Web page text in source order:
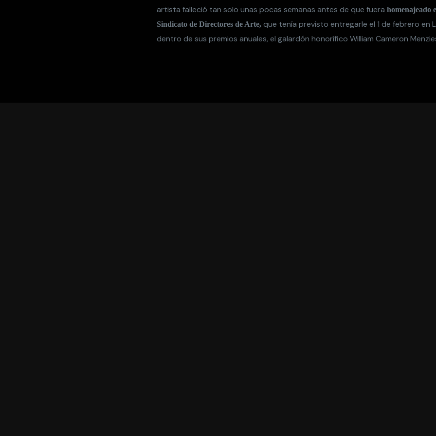
artista falleció tan solo unas pocas semanas antes de que fuera homenajeado
Sindicato de Directores de Arte, que tenía previsto entregarle el 1 de febrero en
dentro de sus premios anuales, el galardón honorífico William Cameron